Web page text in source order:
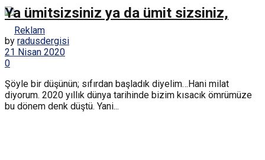
Ya ümitsizsiniz ya da ümit sizsiniz,
by radusdergisi
21 Nisan 2020
0
Şöyle bir düşünün; sıfırdan başladık diyelim…Hani milat
diyorum. 2020 yıllık dünya tarihinde bizim kısacık ömrümüze
bu dönem denk düştü. Yani...